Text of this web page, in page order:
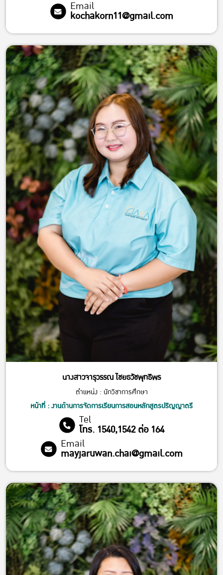
Email
kochakorn11@gmail.com
นางสาวจารุวรรณ ไชยธวัชพุทธิพร
ตำแหน่ง : นักวิชาการศึกษา
หน้าที่ : งานด้านการจัดการเรียนการสอนหลักสูตรปริญญาตรี
Tel
โทร. 1540,1542 ต่อ 164
Email
mayjaruwan.chai@gmail.com